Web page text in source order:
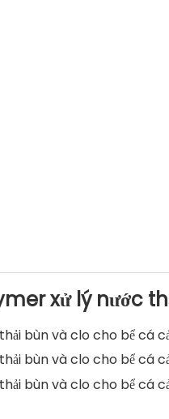
xử lý nước